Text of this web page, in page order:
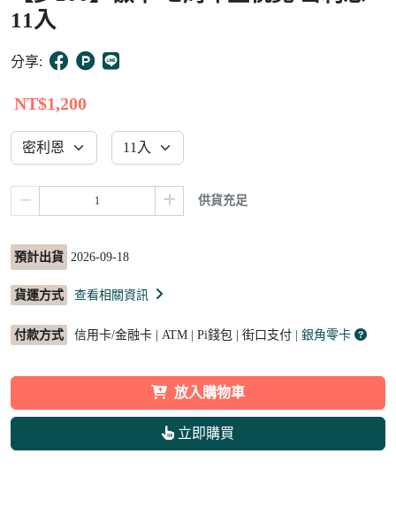
16
11入
分享:
NT$1,200
供貨充足
預計出貨 2026-09-18
貨運方式 查看相關資訊
付款方式 信用卡/金融卡 | ATM | Pi錢包 | 街口支付 | 銀角零卡
放入購物車
立即購買